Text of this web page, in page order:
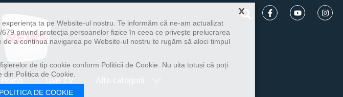
Hrană Live TV
×
ta pe Website-ul nostru. Te informăm că ne-am actualizat
privind protecția persoanelor fizice în ceea ce privește prelucrarea
a continua navigarea pe Website-ul nostru te rugăm să aloci timpul
de tip cookie conform Politicii de Cookie. Nu uita totuși că poți
Politica de Cookie.
DE COOKIE